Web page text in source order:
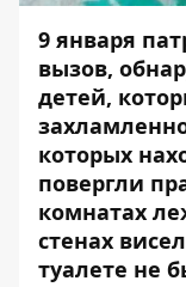
9 января
вызов,
детей,
которых
повергли
комнатах
стенах
туалете не